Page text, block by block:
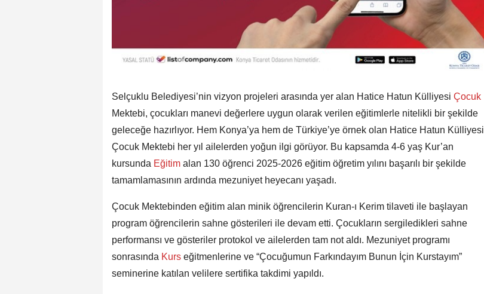
Selçuklu Belediyesi’nin vizyon projeleri arasında yer alan Hatice Hatun Külliyesi Çocuk
Mektebi, çocukları manevi değerlere uygun olarak verilen eğitimlerle nitelikli bir şekilde
geleceğe hazırlıyor. Hem Konya’ya hem de Türkiye’ye örnek olan Hatice Hatun Külliyesi
Çocuk Mektebi her yıl ailelerden yoğun ilgi görüyor. Bu kapsamda 4-6 yaş Kur’an
kursunda Eğitim alan 130 öğrenci 2025-2026 eğitim öğretim yılını başarılı bir şekilde
tamamlamasının ardında mezuniyet heyecanı yaşadı.
Çocuk Mektebinden eğitim alan minik öğrencilerin Kuran-ı Kerim tilaveti ile başlayan
program öğrencilerin sahne gösterileri ile devam etti. Çocukların sergiledikleri sahne
performansı ve gösteriler protokol ve ailelerden tam not aldı. Mezuniyet programı
sonrasında Kurs eğitmenlerine ve “Çocuğumun Farkındayım Bunun İçin Kurstayım”
seminerine katılan velilere sertifika takdimi yapıldı.